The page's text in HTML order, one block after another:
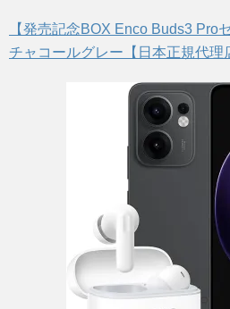
【発売記念BOX Enco Buds3 Pro
チャコールグレー【日本正規代理